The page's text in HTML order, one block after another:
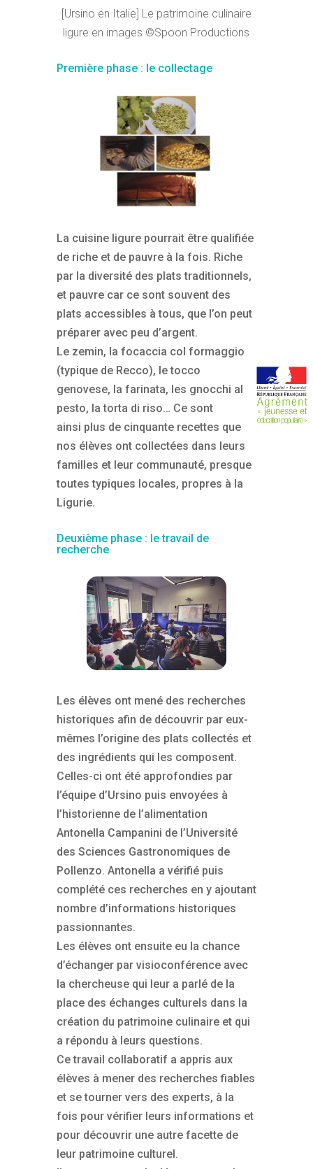
[Ursino en Italie] Le patrimoine culinaire
ligure en images ©Spoon Productions
Première phase : le collectage
La cuisine ligure pourrait être qualifiée
de riche et de pauvre à la fois. Riche
par la diversité des plats traditionnels,
et pauvre car ce sont souvent des
plats accessibles à tous, que l’on peut
préparer avec peu d’argent.
Le zemin, la focaccia col formaggio
(typique de Recco), le tocco
genovese, la farinata, les gnocchi al
pesto, la torta di riso… Ce sont
ainsi plus de cinquante recettes que
nos élèves ont collectées dans leurs
familles et leur communauté, presque
toutes typiques locales, propres à la
Ligurie.
Deuxième phase : le travail de
recherche
Les élèves ont mené des recherches
historiques afin de découvrir par eux-
mêmes l’origine des plats collectés et
des ingrédients qui les composent.
Celles-ci ont été approfondies par
l’équipe d’Ursino puis envoyées à
l’historienne de l’alimentation
Antonella Campanini de l’Université
des Sciences Gastronomiques de
Pollenzo. Antonella a vérifié puis
complété ces recherches en y ajoutant
nombre d’informations historiques
passionnantes.
Les élèves ont ensuite eu la chance
d’échanger par visioconférence avec
la chercheuse qui leur a parlé de la
place des échanges culturels dans la
création du patrimoine culinaire et qui
a répondu à leurs questions.
Ce travail collaboratif a appris aux
élèves à mener des recherches fiables
et se tourner vers des experts, à la
fois pour vérifier leurs informations et
pour découvrir une autre facette de
leur patrimoine culturel.